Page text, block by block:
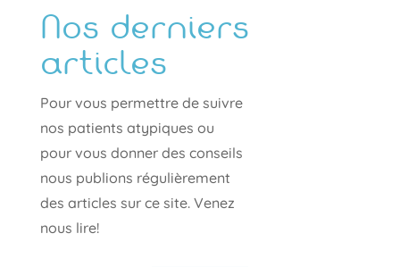
Nos derniers
articles
Pour vous permettre de suivre
nos patients atypiques ou
pour vous donner des conseils
nous publions régulièrement
des articles sur ce site. Venez
nous lire!